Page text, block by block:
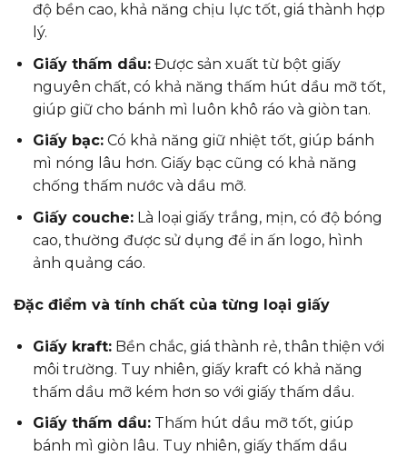
độ bền cao, khả năng chịu lực tốt, giá thành hợp
lý.
Giấy thấm dầu:Được sản xuất từ bột giấy
nguyên chất, có khả năng thấm hút dầu mỡ tốt,
giúp giữ cho bánh mì luôn khô ráo và giòn tan.
Giấy bạc:Có khả năng giữ nhiệt tốt, giúp bánh
mì nóng lâu hơn. Giấy bạc cũng có khả năng
chống thấm nước và dầu mỡ.
Giấy couche:Là loại giấy trắng, mịn, có độ bóng
cao, thường được sử dụng để in ấn logo, hình
ảnh quảng cáo.
Đặc điểm và tính chất của từng loại giấy
Giấy kraft:Bền chắc, giá thành rẻ, thân thiện với
môi trường. Tuy nhiên, giấy kraft có khả năng
thấm dầu mỡ kém hơn so với giấy thấm dầu.
Giấy thấm dầu:Thấm hút dầu mỡ tốt, giúp
bánh mì giòn lâu. Tuy nhiên, giấy thấm dầu